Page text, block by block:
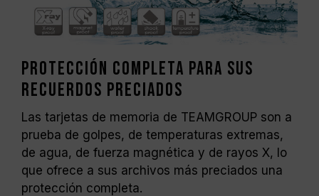
Protección completa para sus
recuerdos preciados
Las tarjetas de memoria de TEAMGROUP son a
prueba de golpes, de temperaturas extremas,
de agua, de fuerza magnética y de rayos X, lo
que ofrece a sus archivos más preciados una
protección completa.